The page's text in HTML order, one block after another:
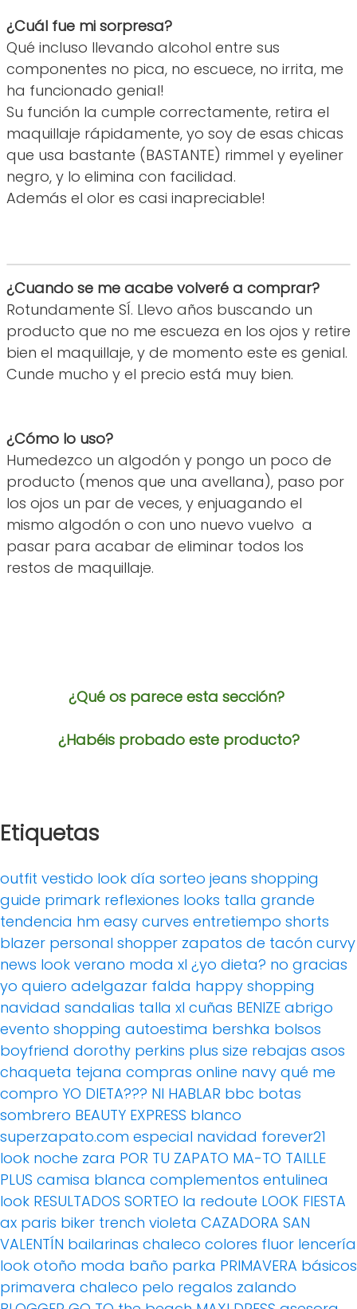
¿Cuál fue mi sorpresa?
Qué incluso llevando alcohol entre sus
componentes no pica, no escuece, no irrita, me
ha funcionado genial!
Su función la cumple correctamente, retira el
maquillaje rápidamente, yo soy de esas chicas
que usa bastante (BASTANTE) rimmel y eyeliner
negro, y lo elimina con facilidad.
Además el olor es casi inapreciable!
¿Cuando se me acabe volveré a comprar?
Rotundamente SÍ. Llevo años buscando un
producto que no me escueza en los ojos y retire
bien el maquillaje, y de momento este es genial.
Cunde mucho y el precio está muy bien.
¿Cómo lo uso?
Humedezco un algodón y pongo un poco de
producto (menos que una avellana), paso por
los ojos un par de veces, y enjuagando el
mismo algodón o con uno nuevo vuelvo a
pasar para acabar de eliminar todos los
restos de maquillaje.
¿Qué os parece esta sección?
¿Habéis probado este producto?
Etiquetas
outfit vestido look día sorteo jeans shopping
guide primark reflexiones looks talla grande
tendencia hm easy curves entretiempo shorts
blazer personal shopper zapatos de tacón curvy
news look verano moda xl ¿yo dieta? no gracias
yo quiero adelgazar falda happy shopping
navidad sandalias talla xl cuñas BENIZE abrigo
evento shopping autoestima bershka bolsos
boyfriend dorothy perkins plus size rebajas asos
chaqueta tejana compras online navy qué me
compro YO DIETA??? NI HABLAR bbc botas
sombrero BEAUTY EXPRESS blanco
superzapato.com especial navidad forever21
look noche zara POR TU ZAPATO MA-TO TAILLE
PLUS camisa blanca complementos entulinea
look RESULTADOS SORTEO la redoute LOOK FIESTA
ax paris biker trench violeta CAZADORA SAN
VALENTÍN bailarinas chaleco colores fluor lencería
look otoño moda baño parka PRIMAVERA básicos
primavera chaleco pelo regalos zalando